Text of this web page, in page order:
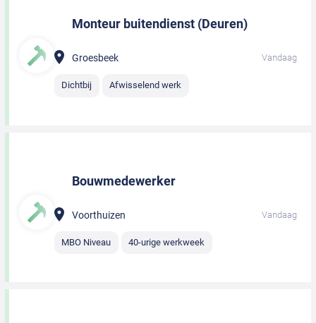
Monteur buitendienst (Deuren)
Groesbeek Vandaag
Dichtbij Afwisselend werk
Bouwmedewerker
Voorthuizen Vandaag
MBO Niveau 40-urige werkweek